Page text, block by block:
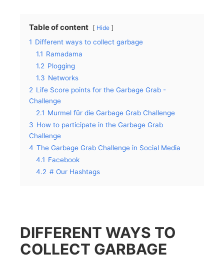
Table of content Hide
1 Different ways to collect garbage
1.1 Ramadama
1.2 Plogging
1.3 Networks
2 Life Score points for the Garbage Grab -
Challenge
2.1 Murmel für die Garbage Grab Challenge
3 How to participate in the Garbage Grab
Challenge
4 The Garbage Grab Challenge in Social Media
4.1 Facebook
4.2 # Our Hashtags
DIFFERENT WAYS TO
COLLECT GARBAGE